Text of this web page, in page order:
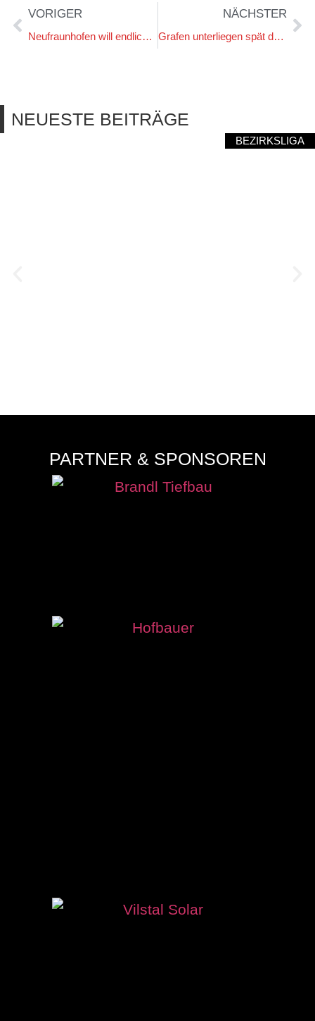
VORIGER
Neufraunhofen will endlich auswärts überraschen
NÄCHSTER
Grafen unterliegen spät durch fragwürdigen Elfmeter
NEUESTE BEITRÄGE
BEZIRKSLIGA
PARTNER & SPONSOREN